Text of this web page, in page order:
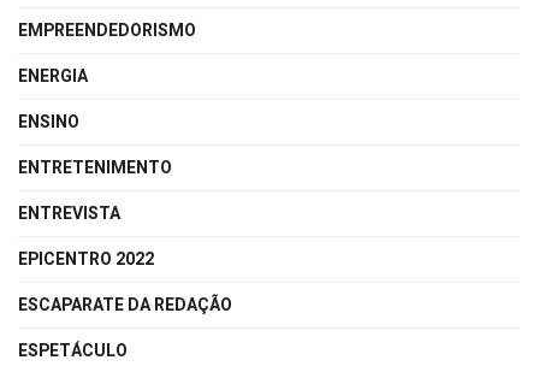
EMPREENDEDORISMO
ENERGIA
ENSINO
ENTRETENIMENTO
ENTREVISTA
EPICENTRO 2022
ESCAPARATE DA REDAÇÃO
ESPETÁCULO